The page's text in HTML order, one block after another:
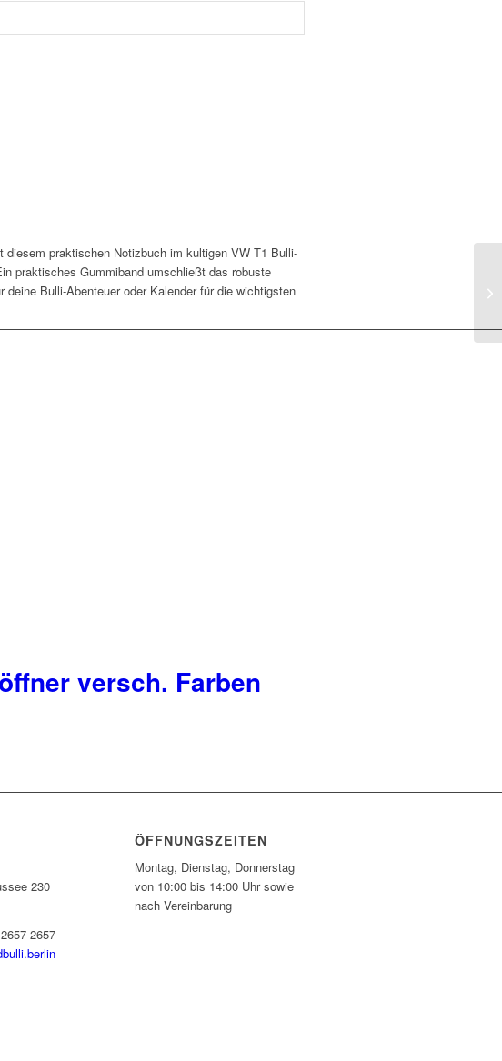
praktischen Notizbuch im kultigen VW T1 Bulli-
praktisches Gummiband umschließt das robuste
Bulli-Abenteuer oder Kalender für die wichtigsten
versch. Farben
230
2657
ÖFFNUNGSZEITEN
Montag, Dienstag, Donnerstag
von 10:00 bis 14:00 Uhr sowie
nach Vereinbarung